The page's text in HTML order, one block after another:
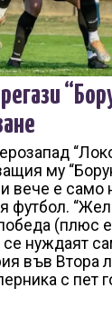
му
вече е само
футбол.
(плюс
нуждаят
във Втора
с пет